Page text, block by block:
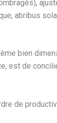
abribus
bien
est de
de